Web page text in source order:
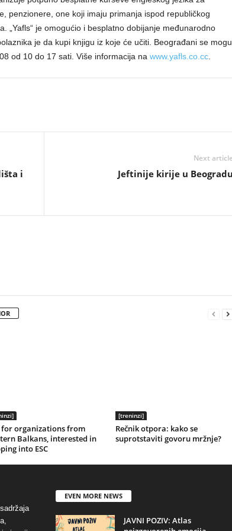
penzionere, one koji imaju primanja ispod republičkog
„Yafls“ je omogućio i besplatno dobijanje međunarodno
je da kupi knjigu iz koje će učiti. Beograđani se mogu
od 10 do 17 sati. Više informacija na www.yafls.co.cc.
i
Next article
Jeftinije kirije u Beogradu
for organizations from
Balkans, interested in
into ESC
[treninzi]
Rečnik otpora: kako se
suprotstaviti govoru mržnje?
EVEN MORE NEWS
JAVNI POZIV: Atlas